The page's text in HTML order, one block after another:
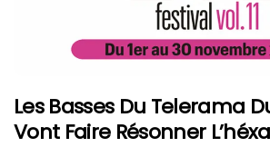
Les Basses Du Telerama
Vont Faire Résonner